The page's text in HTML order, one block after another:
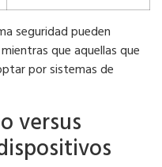
seguridad pueden
que aquellas que
por sistemas de
versus